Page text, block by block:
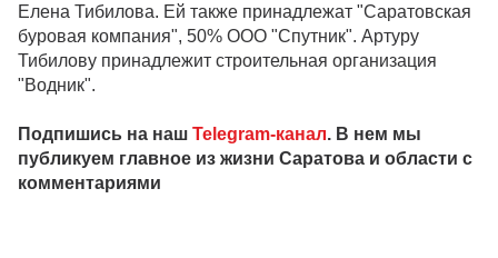
Елена Тибилова. Ей также принадлежат "Саратовская
буровая компания", 50% ООО "Спутник". Артуру
Тибилову принадлежит строительная организация
"Водник".
Подпишись на наш Telegram-канал. В нем мы
публикуем главное из жизни Саратова и области с
комментариями